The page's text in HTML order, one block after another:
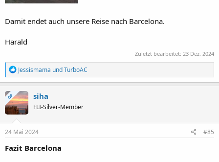
Damit endet auch unsere Reise nach Barcelona.
Harald
Zuletzt bearbeitet: 23 Dez. 2024
R
e
a
k
t
i
o
n
e
:
Jessismama undTurboAC
OP siha
FLI-Silver-Member
24 Mai 2024 #85
Fazit Barcelona